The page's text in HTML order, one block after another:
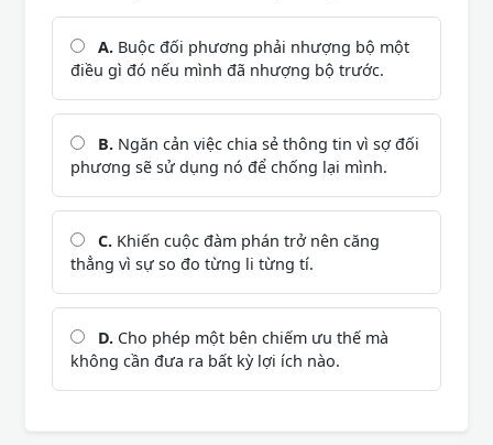
A. Buộc đối phương phải nhượng bộ một
điều gì đó nếu mình đã nhượng bộ trước.
B. Ngăn cản việc chia sẻ thông tin vì sợ đối
phương sẽ sử dụng nó để chống lại mình.
C. Khiến cuộc đàm phán trở nên căng
thẳng vì sự so đo từng li từng tí.
D. Cho phép một bên chiếm ưu thế mà
không cần đưa ra bất kỳ lợi ích nào.